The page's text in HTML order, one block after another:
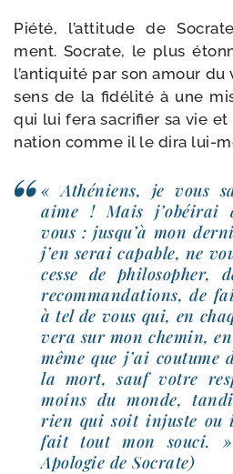
Piété, l’at­ti­tude de
ment. Socrate, le plus
l’an­ti­qui­té par son amour
sens de la fidé­li­té à une
qui lui fera sacri­fier sa vie
na­tion comme il le dira lui-​
« Athéniens, je vous
aime ! Mais j’o­béi­rai
vous : jus­qu’à mon
j’en serai capable, ne
cesse de phi­lo­so­pher,
recom­man­da­tions, de
à tel de vous qui, en
ve­ra sur mon che­min,
même que j’ai
la mort, sauf votre
moins du monde,
rien qui soit injuste ou
fait tout mon sou­ci.
Apologie de Socrate)